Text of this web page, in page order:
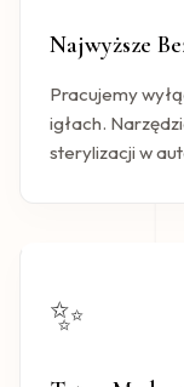
Najwyższe
Pracujemy
igłach.
sterylizacji w
✨